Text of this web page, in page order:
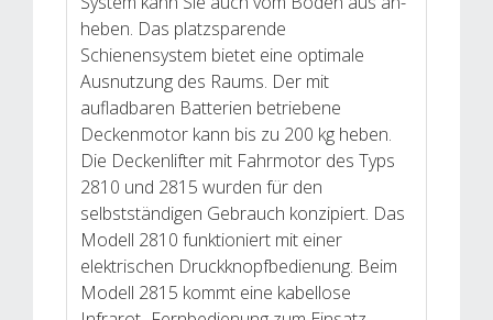
heben. Das platzsparende
Schienensystem bietet eine optimale
Ausnutzung des Raums. Der mit
aufladbaren Batterien betriebene
Deckenmotor kann bis zu 200 kg heben.
Die Deckenlifter mit Fahrmotor des Typs
2810 und 2815 wurden für den
selbstständigen Gebrauch konzipiert. Das
Modell 2810 funktioniert mit einer
elektrischen Druckknopfbedienung. Beim
Modell 2815 kommt eine kabellose